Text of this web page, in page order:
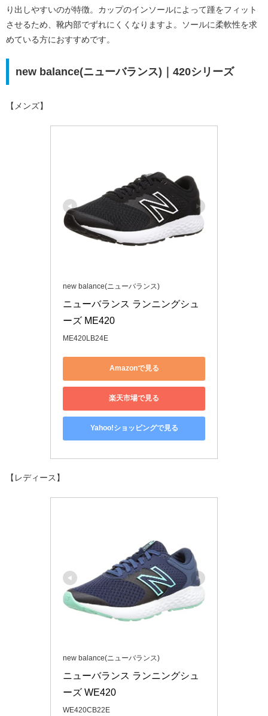
り出しやすいのが特徴。カップのインソールによって踵をフィット
させるため、靴内部でずれにくくなりますよ。ソールに柔軟性を求
めている方におすすめです。
new balance(ニューバランス)｜420シリーズ
【メンズ】
new balance(ニューバランス)
ニューバランス ランニングシュ
ーズ ME420
ME420LB24E
Amazonで見る
楽天市場で見る
Yahoo!ショッピングで見る
【レディース】
new balance(ニューバランス)
ニューバランス ランニングシュ
ーズ WE420
WE420CB22E